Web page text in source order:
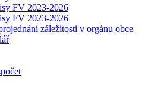
FV 2023-2026
FV 2023-2026
záležitosti v orgánu obce